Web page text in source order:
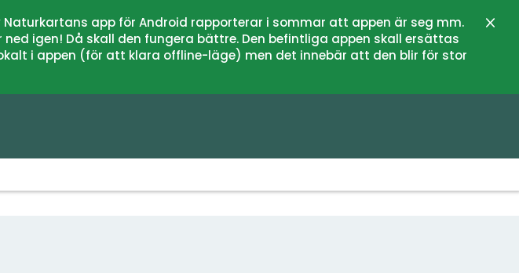
Naturkartans app för Android rapporterar i sommar att appen är seg mm.
igen! Då skall den fungera bättre. Den befintliga appen skall ersättas
i appen (för att klara offline-läge) men det innebär att den blir för stor